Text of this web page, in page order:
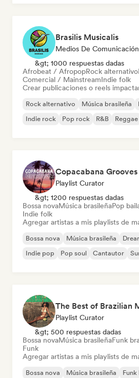
Brasilis Musicalis
Medios De
&gt; 1000 respuestas dadas
Afrobeat / AfropopRock alternativo
Comercial / MainstreamIndie folk
Crear publicaciones o reels
Rock alternativo Música brasileña
Indie rock
Pop rock R&B Reggae
Copacabana Grooves
Playlist Curator
&gt; 1200 respuestas dadas
Bossa novaMúsica brasileñaPop
Indie folk
Agregar artistas a mis playlists de
Bossa nova Música brasileña
Indie pop
Pop soul Cantautor
The Best of
Playlist Curator
&gt; 500 respuestas dadas
Bossa novaMúsica brasileñaFunk
Funk
Agregar artistas a mis playlists de
Bossa nova Música brasileña
Funk